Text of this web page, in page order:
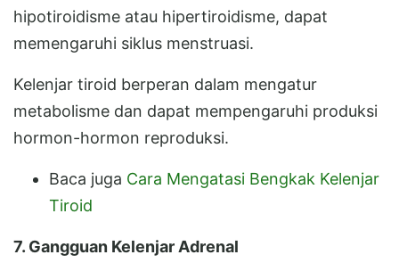
hipotiroidisme atau hipertiroidisme, dapat
memengaruhi siklus menstruasi.
Kelenjar tiroid berperan dalam mengatur
metabolisme dan dapat mempengaruhi produksi
hormon-hormon reproduksi.
Baca juga Cara Mengatasi Bengkak Kelenjar
Tiroid
7. Gangguan Kelenjar Adrenal